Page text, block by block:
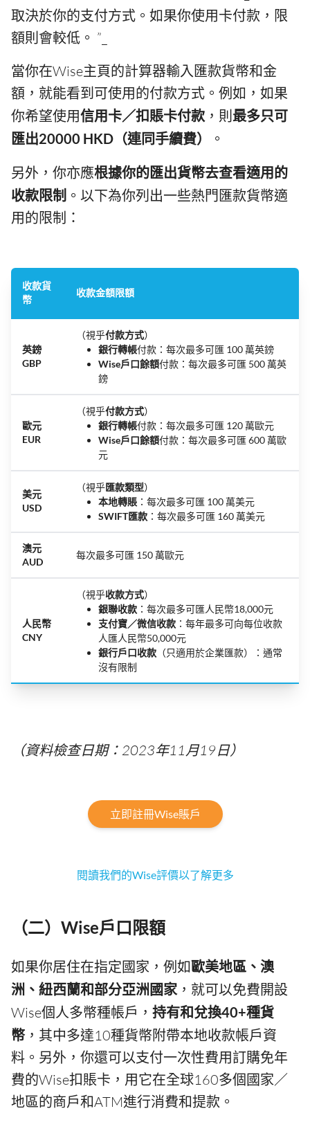
取決於你的支付方式。如果你使用卡付款，限
額則會較低。 ”_
當你在Wise主頁的計算器輸入匯款貨幣和金
額，就能看到可使用的付款方式。例如，如果
你希望使用信用卡／扣賬卡付款，則 最多只可
匯出20000 HKD（連同手續費）
。
另外，你亦應根據你的匯出貨幣去查看適用的
收款限制 。以下為你列出一些熱門匯款貨幣適
用的限制：
收款貨
幣
收款金額限額
英鎊
GBP
（視乎付款方式）
銀行轉帳付款：每次最多可匯 100 萬英鎊
Wise戶口餘額付款：每次最多可匯 500 萬英
鎊
歐元
EUR
（視乎付款方式）
銀行轉帳付款：每次最多可匯 120 萬歐元
Wise戶口餘額付款：每次最多可匯 600 萬歐
元
美元
USD
（視乎匯款類型）
本地轉賬 ：每次最多可匯 100 萬美元
SWIFT匯款 ：每次最多可匯 160 萬美元
澳元
AUD
每次最多可匯 150 萬歐元
人民幣
CNY
（視乎收款方式）
銀聯收款 ：每次最多可匯人民幣18,000元
支付寶／微信收款 ：每年最多可向每位收款
人匯人民幣50,000元
銀行戶口收款 （只適用於企業匯款）：通常
沒有限制
（資料檢查日期：2023年11月19日）
立即註冊Wise賬戶
閱讀我們的Wise評價以了解更多
（二）Wise戶口限額
如果你居住在指定國家，例如歐美地區、澳
洲、紐西蘭和部分亞洲國家，就可以免費開設
Wise個人多幣種帳戶， 持有和兌換40+種貨
幣，其中多達10種貨幣附帶本地收款帳戶資
料。另外，你還可以支付一次性費用訂購免年
費的Wise扣賬卡，用它在全球160多個國家／
地區的商戶和ATM進行消費和提款。